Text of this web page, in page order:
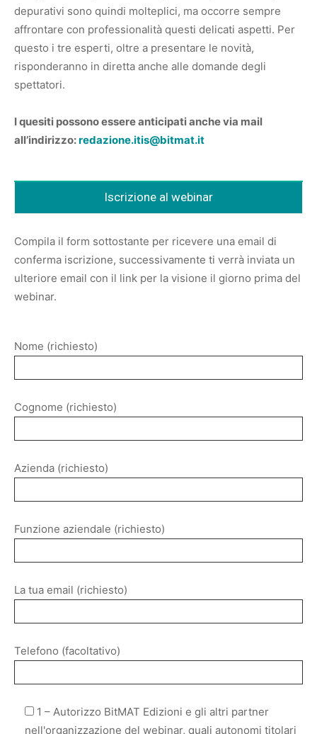
depurativi sono quindi molteplici, ma occorre sempre
affrontare con professionalità questi delicati aspetti. Per
questo i tre esperti, oltre a presentare le novità,
risponderanno in diretta anche alle domande degli
spettatori.
I quesiti possono essere anticipati anche via mail
all’indirizzo:redazione.itis@bitmat.it
Iscrizione al webinar
Compila il form sottostante per ricevere una email di
conferma iscrizione, successivamente ti verrà inviata un
ulteriore email con il link per la visione il giorno prima del
webinar.
Nome (richiesto)
Cognome (richiesto)
Azienda (richiesto)
Funzione aziendale (richiesto)
La tua email (richiesto)
Telefono (facoltativo)
1 – Autorizzo BitMAT Edizioni e gli altri partner
nell'organizzazione del webinar, quali autonomi titolari